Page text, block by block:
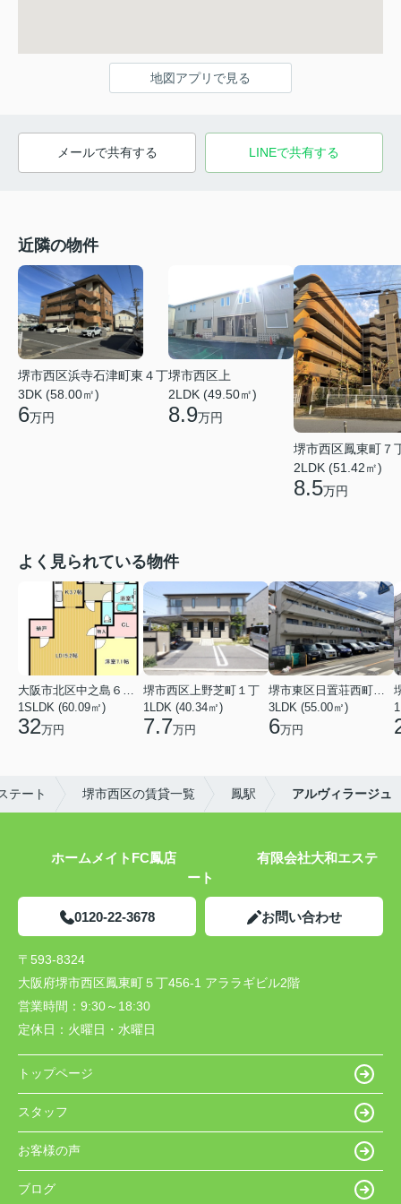
地図アプリで見る
メールで共有する LINEで共有する
近隣の物件
堺市西区浜寺石津町東４丁
3DK (58.00㎡)
6万円
堺市西区上
2LDK (49.50㎡)
8.9万円
堺市西区鳳東町７
2LDK (51.42㎡)
8.5万円
よく見られている物件
1SLDK (60.09㎡)
32万円
堺市西区上野芝町１丁
1LDK (40.34㎡)
7.7万円
3LDK (55.00㎡)
6万円
テート 堺市西区の賃貸一覧 鳳駅 アルヴィラージュ
ホームメイトFC鳳店 有限会社大和エステ
ート
0120-22-3678 お問い合わせ
〒593-8324
大阪府堺市西区鳳東町５丁456-1 アララギビル2階
営業時間： 9:30～18:30
定休日： 火曜日・水曜日
トップページ
スタッフ
お客様の声
ブログ